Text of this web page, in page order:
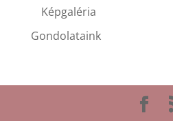
Képgaléria
Gondolataink